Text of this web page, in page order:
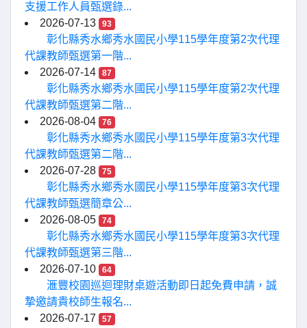
支援工作人員甄選錄...
2026-07-13
93
彰化縣秀水鄉秀水國民小學115學年度第2次代理
代課教師甄選第一階...
2026-07-14
87
彰化縣秀水鄉秀水國民小學115學年度第2次代理
代課教師甄選第二階...
2026-08-04
76
彰化縣秀水鄉秀水國民小學115學年度第3次代理
代課教師甄選第二階...
2026-07-28
75
彰化縣秀水鄉秀水國民小學115學年度第3次代理
代課教師甄選簡章公...
2026-08-05
74
彰化縣秀水鄉秀水國民小學115學年度第3次代理
代課教師甄選第三階...
2026-07-10
64
滙豐校園巡迴理財桌遊活動即日起免費申請，誠
摯邀請貴校師生報名...
2026-07-17
57